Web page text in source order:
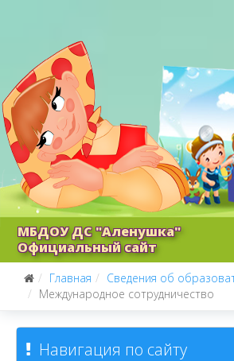
МБДОУ ДС "Аленушка"
Официальный сайт
Главная
Сведения об
Международное сотрудничество
Навигация по сайту